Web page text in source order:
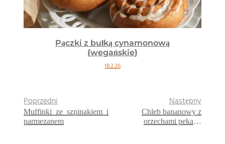
Pączki z bułką cynamonową
{wegańskie}
18.2.26
Poprzedni
Muffinki ze szpinakiem i
parmezanem
Następny
Chleb bananowy z
orzechami pekan i